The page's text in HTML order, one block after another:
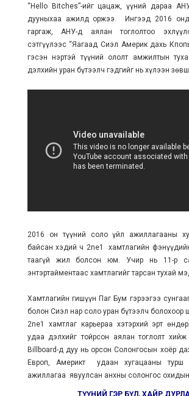
“Hello Bitches”-ийг цацаж, үүний дараа
дууныхаа ажилд оржээ. Ингээд 2016 онд
гаргаж, АНУ-д аялан тоглолтоо
сэтгүүлээс “Яагаад Сиэл Америк дахь
гэсэн нэртэй түүний ололт амжилтын
дэлхийн уран бүтээлч гэдгийг нь хүлээн
2016 он түүний соло үйл ажиллагааны
байсан хэдий ч 2ne1 хамтлагийн
таагүй жил болсон юм. Учир нь 11-р
энтэртайментаас хамтлагийг тарсан тухай
Хамтлагийн гишүүн Паг Бум гэрээгээ
болон Сиэл нар соло уран бүтээлч болохоор
2ne1 хамтлаг карьераа хэтэрхий эрт
удаа дэлхийг тойрсон аялан тоглолт хийж
Billboard-д дуу нь орсон Солонгосын хоёр
Европ, Америкт удаан хугацааны турш
ажиллагаа явуулсан анхны солонгос
ТҮҮНИЙ ГЭР БҮЛ, ХАЙР